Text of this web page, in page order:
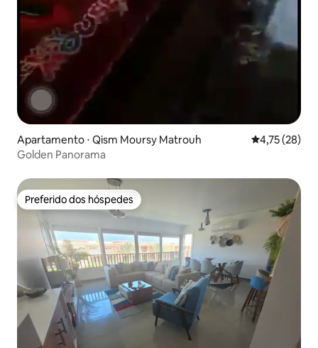
Apartamento ⋅ Qism Moursy Matrouh 4,75 de uma
4,75 (28)
Golden Panorama
Preferido dos hóspedes
Preferido dos hóspedes